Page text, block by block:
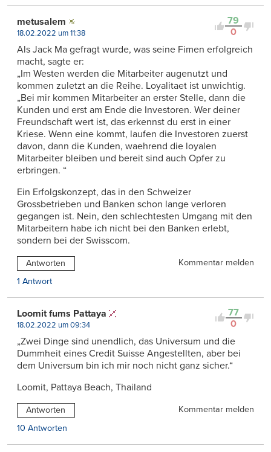
79
0
metusalem
18.02.2022 um 11:38
Als Jack Ma gefragt wurde, was seine Fimen erfolgreich
macht, sagte er:
„Im Westen werden die Mitarbeiter augenutzt und
kommen zuletzt an die Reihe. Loyalitaet ist unwichtig.
„Bei mir kommen Mitarbeiter an erster Stelle, dann die
Kunden und erst am Ende die Investoren. Wer deiner
Freundschaft wert ist, das erkennst du erst in einer
Kriese. Wenn eine kommt, laufen die Investoren zuerst
davon, dann die Kunden, waehrend die loyalen
Mitarbeiter bleiben und bereit sind auch Opfer zu
erbringen. “
Ein Erfolgskonzept, das in den Schweizer
Grossbetrieben und Banken schon lange verloren
gegangen ist. Nein, den schlechtesten Umgang mit den
Mitarbeitern habe ich nicht bei den Banken erlebt,
sondern bei der Swisscom.
Antworten
Kommentar melden
1 Antwort
77
0
Loomit fums Pattaya
18.02.2022 um 09:34
„Zwei Dinge sind unendlich, das Universum und die
Dummheit eines Credit Suisse Angestellten, aber bei
dem Universum bin ich mir noch nicht ganz sicher.“
Loomit, Pattaya Beach, Thailand
Antworten
Kommentar melden
10 Antworten